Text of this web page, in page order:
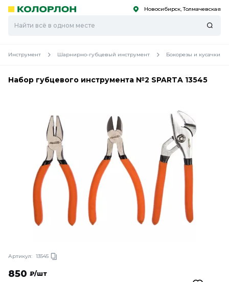
Скоро
Скоро Новосибирск, Толмачевская
Инструмент Шарнирно-губцевый инструмент Бокорезы и кусачки
Набор губцевого инструмента №2 SPARTA 13545
Артикул: 13545
850 ₽/шт